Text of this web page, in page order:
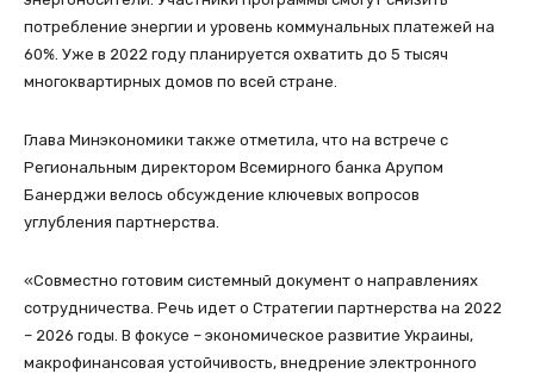
потребление энергии и уровень коммунальных платежей на
60%. Уже в 2022 году планируется охватить до 5 тысяч
многоквартирных домов по всей стране.
Глава Минэкономики также отметила, что на встрече с
Региональным директором Всемирного банка Арупом
Банерджи велось обсуждение ключевых вопросов
углубления партнерства.
«Совместно готовим системный документ о направлениях
сотрудничества. Речь идет о Стратегии партнерства на 2022
– 2026 годы. В фокусе – экономическое развитие Украины,
макрофинансовая устойчивость, внедрение электронного